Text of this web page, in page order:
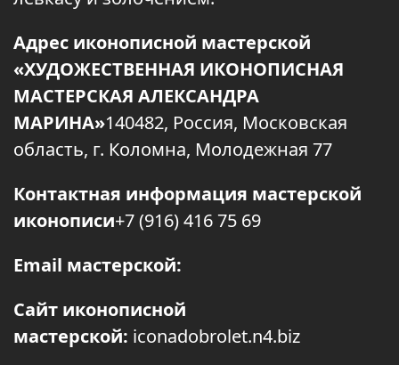
Адрес иконописной мастерской
«ХУДОЖЕСТВЕННАЯ ИКОНОПИСНАЯ
МАСТЕРСКАЯ АЛЕКСАНДРА
МАРИНА»140482, Россия, Московская
область, г. Коломна, Молодежная 77
Контактная информация мастерской
иконописи+7 (916) 416 75 69
Email мастерской:
Сайт иконописной
мастерской: iconadobrolet.n4.biz